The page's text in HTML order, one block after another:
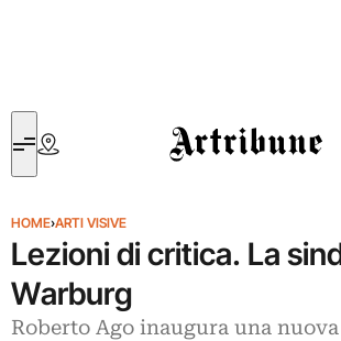
Artribune
HOME›ARTI VISIVE
Lezioni di critica. La
Warburg
Roberto Ago inaugura una